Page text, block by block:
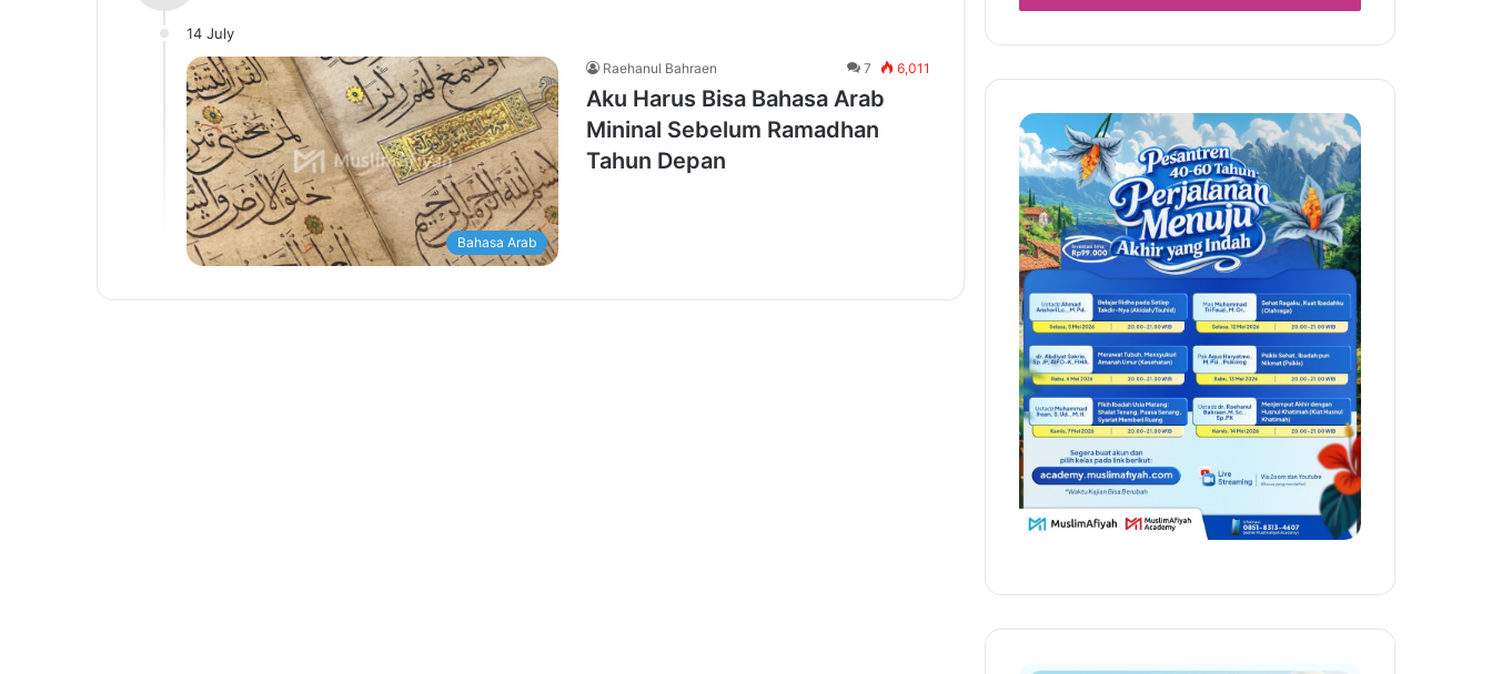
14 July
Bahasa Arab
Raehanul Bahraen 7 6,011
Aku Harus Bisa Bahasa Arab
Mininal Sebelum Ramadhan
Tahun Depan